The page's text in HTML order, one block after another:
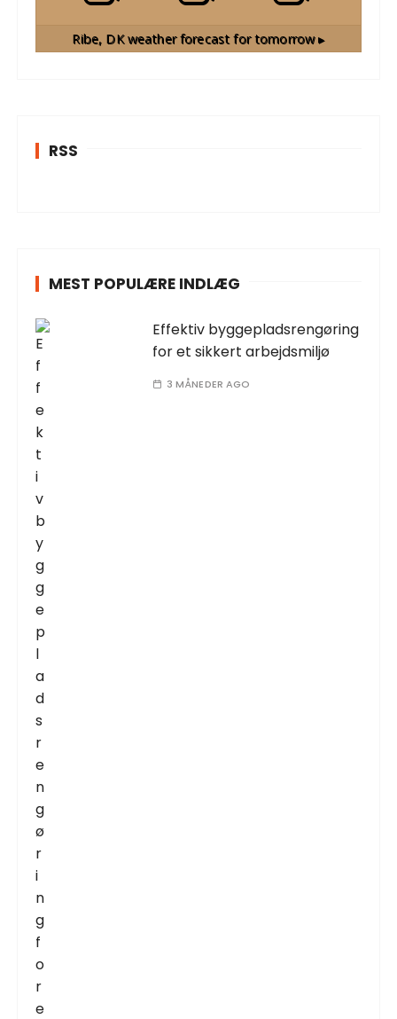
Ribe, DKweather forecast for tomorrow ▸
RSS
MEST POPULÆRE INDLÆG
Effektiv byggepladsrengøring
for et sikkert arbejdsmiljø
3 MÅNEDER AGO